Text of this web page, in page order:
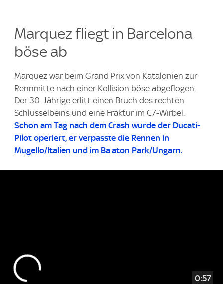
Marquez fliegt in Barcelona
böse ab
Marquez war beim Grand Prix von Katalonien zur
Rennmitte nach einer Kollision böse abgeflogen.
Der 30-Jährige erlitt einen Bruch des rechten
Schlüsselbeins und eine Fraktur im C7-Wirbel.
Schon am Tag nach dem Crash wurde der Ducati-
Pilot operiert, er verpasste die Rennen in
Mugello/Italien und im Balaton Park/Ungarn.
0:57